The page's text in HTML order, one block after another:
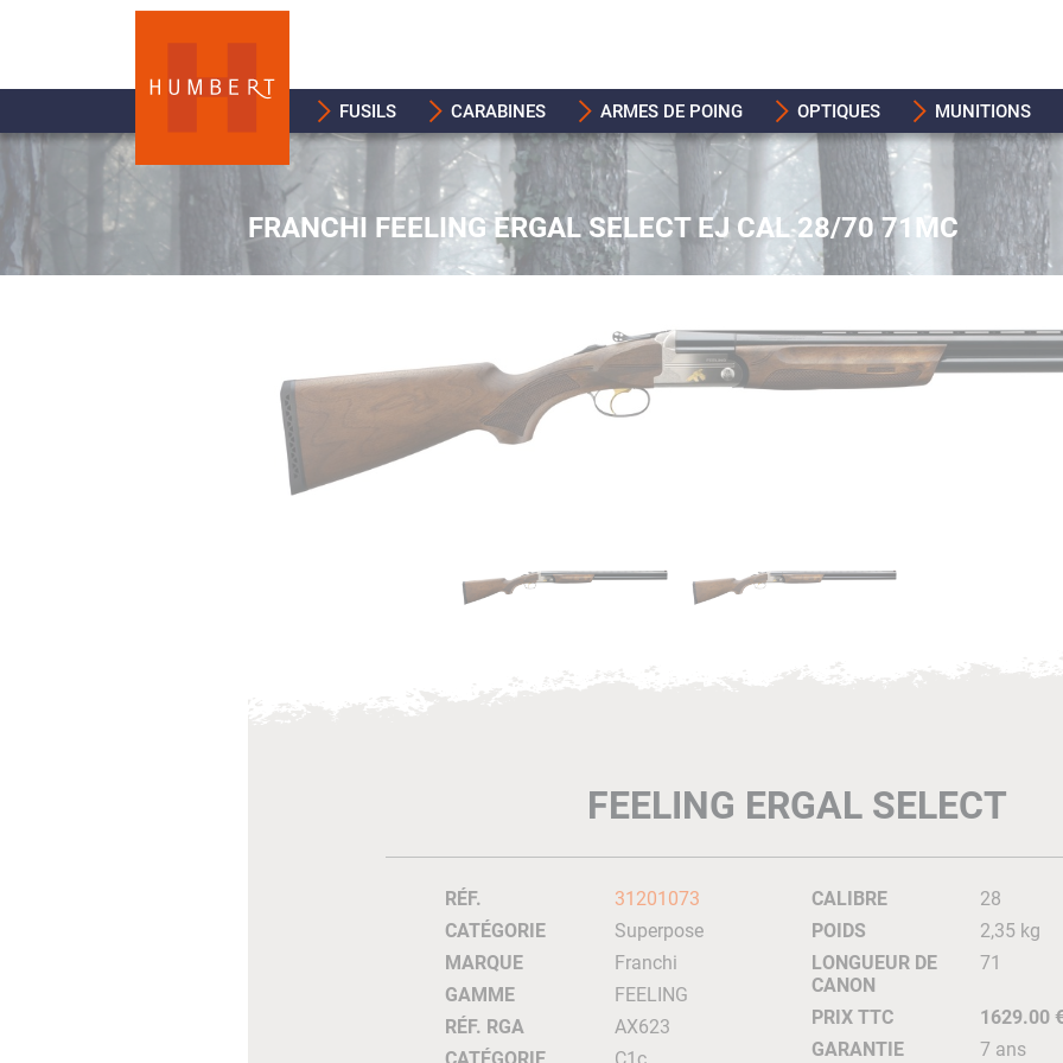
FUSILS CARABINES ARMES DE POING OPTIQUES MUNITIONS
FRANCHI FEELING ERGAL SELECT EJ CAL 28/70 71MC
FEELING ERGAL SELECT
RÉF.
31201073
CATÉGORIE
Superpose
MARQUE
Franchi
GAMME
FEELING
RÉF. RGA
AX623
CALIBRE
28
POIDS
2,35 kg
LONGUEUR DE
CANON
71
PRIX TTC
1629.00
GARANTIE
7 ans